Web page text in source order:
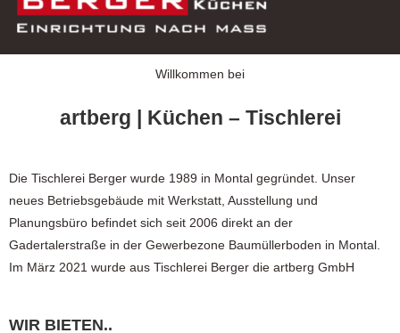
Willkommen bei
artberg | Küchen – Tischlerei
Die Tischlerei Berger wurde 1989 in Montal gegründet. Unser
neues Betriebsgebäude mit Werkstatt, Ausstellung und
Planungsbüro befindet sich seit 2006 direkt an der
Gadertalerstraße in der Gewerbezone Baumüllerboden in Montal.
Im März 2021 wurde aus Tischlerei Berger die artberg GmbH
WIR BIETEN..